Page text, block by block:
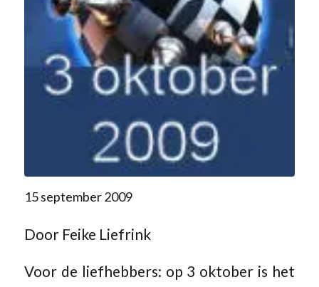
15 september 2009
Door Feike Liefrink
Voor de liefhebbers: op 3 oktober is het